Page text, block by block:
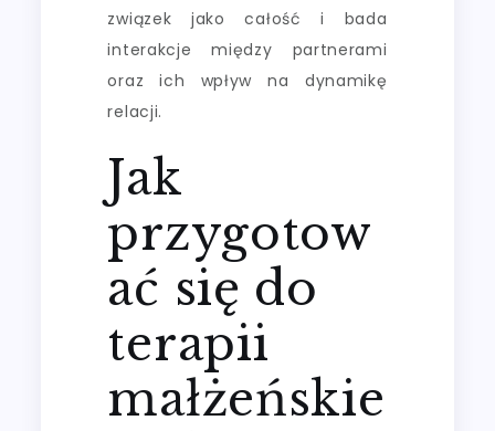
związek jako całość i bada
interakcje między partnerami
oraz ich wpływ na dynamikę
relacji.
Jak
przygotow
ać się do
terapii
małżeńskie